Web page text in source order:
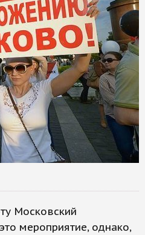
Московский
мероприятие, однако,